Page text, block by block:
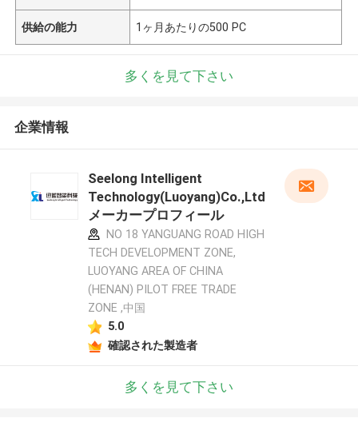
供給の能力 1ヶ月あたりの500 PC
多くを見て下さい
企業情報
Seelong Intelligent
Technology(Luoyang)Co.,Ltd
メーカープロフィール
NO 18 YANGUANG ROAD HIGH
TECH DEVELOPMENT ZONE,
LUOYANG AREA OF CHINA
(HENAN) PILOT FREE TRADE
ZONE ,中国
5.0
確認された製造者
多くを見て下さい